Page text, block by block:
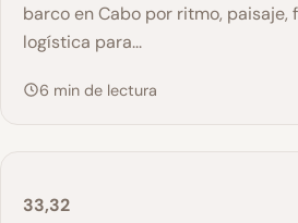
barco en Cabo por ritmo, paisaje,
logística para...
6 min de lectura
33,32